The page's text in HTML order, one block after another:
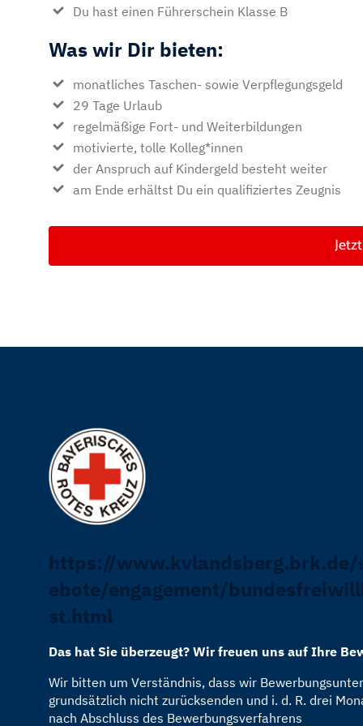
Du hast einen Führerschein Klasse B
Was wir Dir bieten:
monatliches Taschen- sowie Verpflegungsgeld
29 Tage Urlaub
regelmäßige Fort- und Weiterbildungen
motivierte, tolle Kolleg*innen
der Anspruch auf Kindergeld besteht weiter
am Ende erhältst Du ein qualifiziertes Zeugnis
https://
ebote/engagement/
st.html
Das hat Sie überzeugt? Wir freuen uns auf Ihre
Wir bitten um Verständnis, dass wir
grundsätzlich nicht zurücksenden und i. d. R. drei
nach Abschluss des Bewerbungsverfahrens